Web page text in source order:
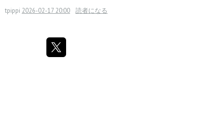
tpippi 2026-02-17 20:00 読者になる